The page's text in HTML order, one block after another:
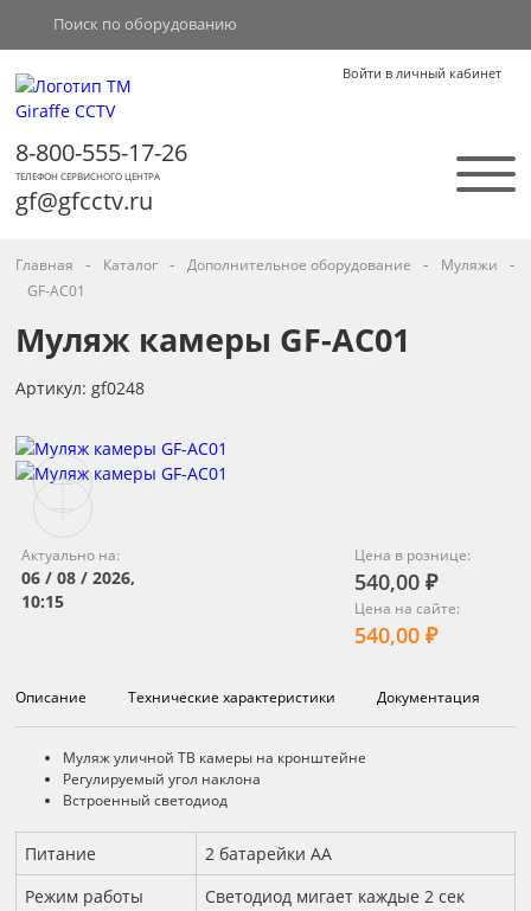
Войти в личный кабинет
8-800-555-17-26
ТЕЛЕФОН СЕРВИСНОГО ЦЕНТРА
gf@gfcctv.ru
Главная - Каталог - Дополнительное оборудование - Муляжи -
GF-AC01
Муляж камеры GF-AC01
Артикул: gf0248
Актуально на:
06 / 08 / 2026,
10:15
Цена в рознице:
540,00 ₽
Цена на сайте:
540,00 ₽
Описание Технические характеристики Документация
Описание
Муляж уличной ТВ камеры на кронштейне
Регулируемый угол наклона
Встроенный светодиод
Технические характеристики
Питание
2 батарейки АА
Режим работы
Светодиод мигает каждые 2 сек